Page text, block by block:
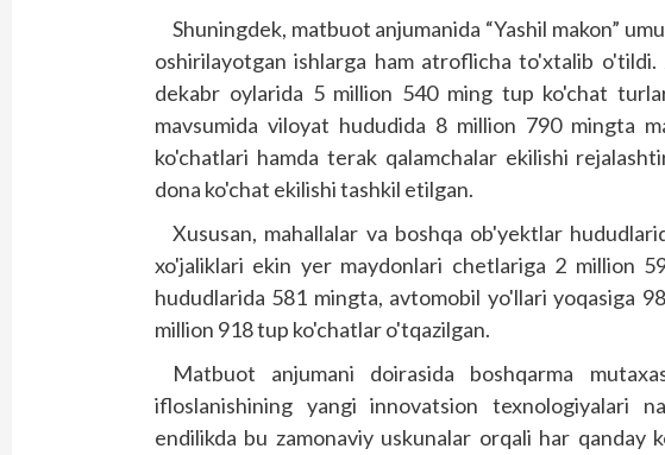
Shuningdek, matbuot anjumanida “Yashil makon”
oshirilayotgan ishlarga ham atroflicha to'xtalib o'tildi.
dekabr oylarida 5 million 540 ming tup ko'chat
mavsumida viloyat hududida 8 million 790 mingta
ko'chatlari hamda terak qalamchalar ekilishi
dona ko'chat ekilishi tashkil etilgan.
Xususan, mahallalar va boshqa ob'yektlar
xo'jaliklari ekin yer maydonlari chetlariga 2 million
hududlarida 581 mingta, avtomobil yo'llari yoqasiga
million 918 tup ko'chatlar o'tqazilgan.
Matbuot anjumani doirasida bosh­qarma
ifloslanishining yangi innovatsion texnologiyalari
endilikda bu zamonaviy uskunalar orqali har qanday